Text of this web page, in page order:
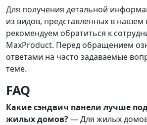
Для получения детальной
из видов, представленных в нашем
рекомендуем обратиться к
MaxProduct. Перед обращением
ответами на часто задаваемые
теме.
FAQ
Какие сэндвич панели лучше
жилых домов?— Для жилых